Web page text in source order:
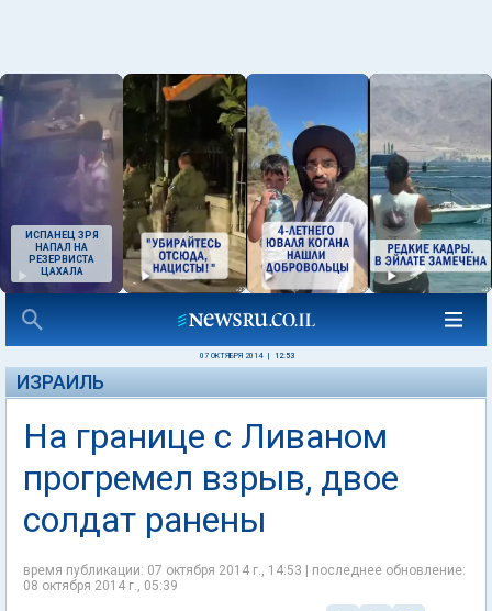
ИСПАНЕЦ ЗРЯ
НАПАЛ НА
РЕЗЕРВИСТА
ЦАХАЛА
07 ОКТЯБРЯ 2014 12:53
ИЗРАИЛЬ
На границе с Ливаном
прогремел взрыв, двое
солдат ранены
время публикации: 07 октября 2014 г., 14:53 | последнее обновление:
08 октября 2014 г., 05:39